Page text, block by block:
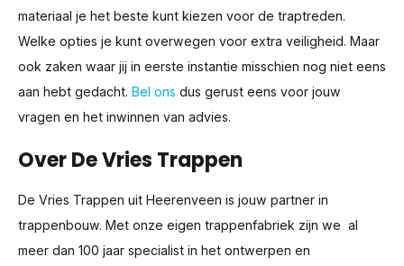
materiaal je het beste kunt kiezen voor de traptreden.
Welke opties je kunt overwegen voor extra veiligheid. Maar
ook zaken waar jij in eerste instantie misschien nog niet eens
aan hebt gedacht. Bel ons dus gerust eens voor jouw
vragen en het inwinnen van advies.
Over De Vries Trappen
De Vries Trappen uit Heerenveen is jouw partner in
trappenbouw. Met onze eigen trappenfabriek zijn we al
meer dan 100 jaar specialist in het ontwerpen en